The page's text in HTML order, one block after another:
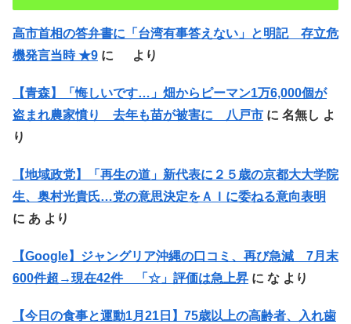
高市首相の答弁書に「台湾有事答えない」と明記 存立危
機発言当時 ★9 に より
【青森】「悔しいです…」畑からピーマン1万6,000個が
盗まれ農家憤り 去年も苗が被害に 八戸市 に 名無し よ
り
【地域政党】「再生の道」新代表に２５歳の京都大大学院
生、奥村光貴氏…党の意思決定をＡＩに委ねる意向表明
に あ より
【Google】ジャングリア沖縄の口コミ、再び急減 7月末
600件超→現在42件 「☆」評価は急上昇 に な より
【今日の食事と運動1月21日】75歳以上の高齢者、入れ歯